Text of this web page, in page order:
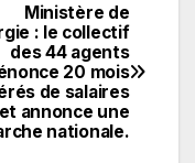
Ministère de
: le collectif
des 44 agents
20 mois
de salaires
et annonce une
nationale.